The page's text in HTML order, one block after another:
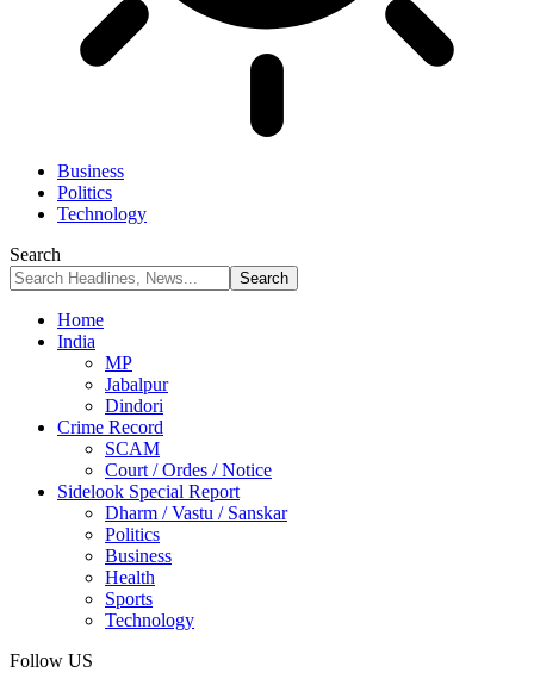
Business
Politics
Technology
Search
Home
India
MP
Jabalpur
Dindori
Crime Record
SCAM
Court / Ordes / Notice
Sidelook Special Report
Dharm / Vastu / Sanskar
Politics
Business
Health
Sports
Technology
Follow US